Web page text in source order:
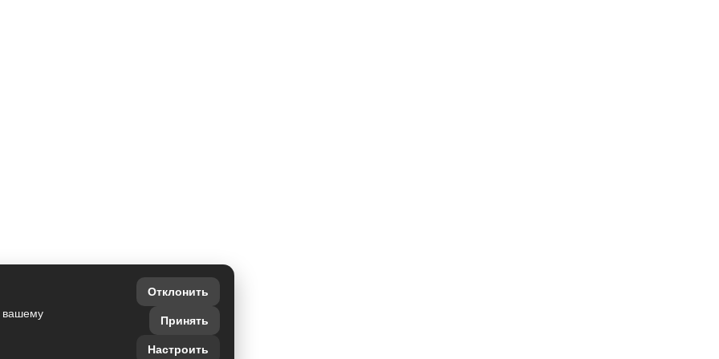
вашему
Отклонить
Принять
Настроить